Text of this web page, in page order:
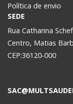
Política de envio
SEDE
Rua Catharina
Centro, Matias
CEP:36120-000